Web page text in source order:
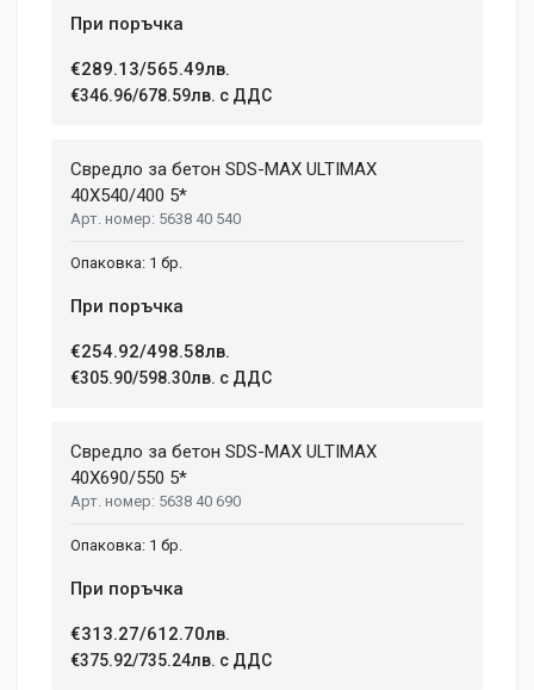
При поръчка
€289.13/565.49лв.
€346.96/678.59лв. с ДДС
Свредло за бетон SDS-MAX ULTIMAX
40X540/400 5*
5638 40 540
1 бр.
При поръчка
€254.92/498.58лв.
€305.90/598.30лв. с ДДС
Свредло за бетон SDS-MAX ULTIMAX
40X690/550 5*
5638 40 690
1 бр.
При поръчка
€313.27/612.70лв.
€375.92/735.24лв. с ДДС